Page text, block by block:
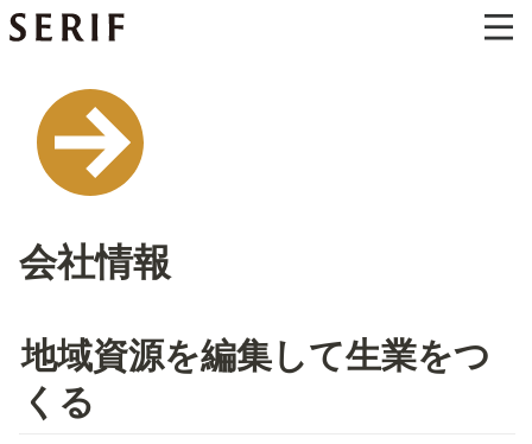
会社情報
地域資源を編集して生業をつ
くる